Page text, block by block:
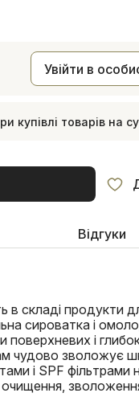
Увійти в
купівлі товарів на
Відгуки
в складі продукти
сироватка і
і
чудово зволожує
і SPF фільтрами